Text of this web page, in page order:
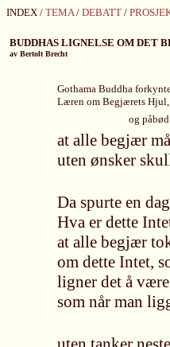
INDEX / TEMA/ DEBATT /
BUDDHAS LIGNELSE OM DET
av Bertolt Brecht
Gothama Buddha
Læren om Begjærets
og påbød
at alle begjær
uten ønsker
Da spurte en
Hva er dette
at alle begjær
om dette Intet,
ligner det å
som når man